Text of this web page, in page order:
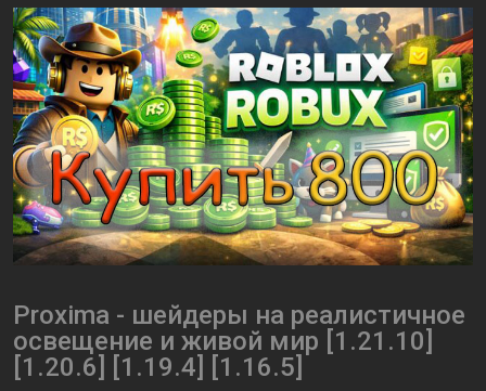
Proxima - шейдеры на реалистичное
освещение и живой мир [1.21.10]
[1.20.6] [1.19.4] [1.16.5]